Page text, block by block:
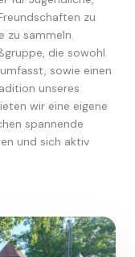
zu
zu sammeln.
die sowohl
sowie einen
unseres
wir eine eigene
spannende
und sich aktiv